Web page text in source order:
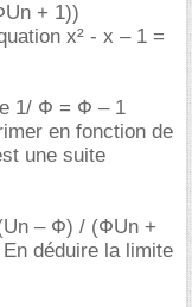
+ 1))
x² - x – 1 =
1/ Ф = Ф – 1
en fonction de
une suite
– Ф) / (ФUn +
déduire la limite